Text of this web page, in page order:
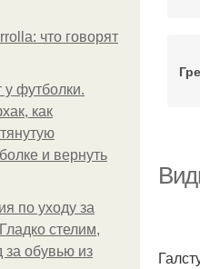
что говорят
у футболки.
как
и вернуть
по уходу за
стелим,
за обувью из